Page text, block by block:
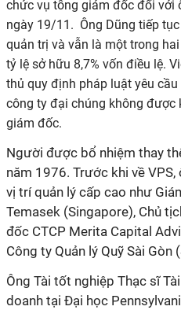
chức vụ tổng giám đốc đối với
ngày 19/11. Ông Dũng tiếp
quản trị và vẫn là một trong
tỷ lệ sở hữu 8,7% vốn điều lệ.
thủ quy định pháp luật yêu
công ty đại chúng không được
giám đốc.
Người được bổ nhiệm thay
năm 1976. Trước khi về
vị trí quản lý cấp cao như
Temasek (Singapore), Chủ
đốc CTCP Merita Capital
Công ty Quản lý Quỹ Sài Gòn
Ông Tài tốt nghiệp Thạc sĩ
doanh tại Đại học